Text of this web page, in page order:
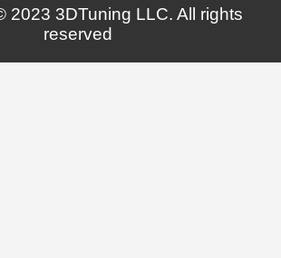
2023 3DTuning LLC. All rights
reserved